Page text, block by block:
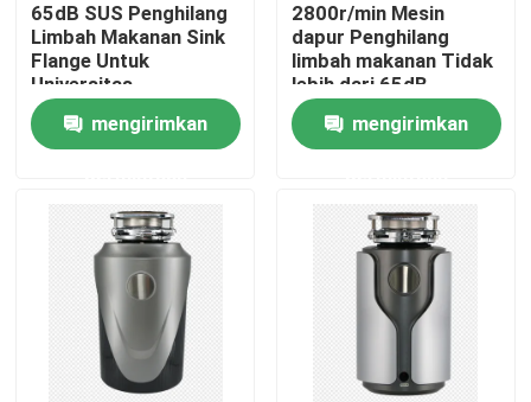
Rumah
Tampilan VR
Tentang kita
65dB SUS Penghilang
Limbah Makanan Sink
Flange Untuk
Universitas
mengirimkan
2800r/min Mesin
dapur Penghilang
limbah makanan Tidak
lebih dari 65dB
Kebisingan
mengirimkan